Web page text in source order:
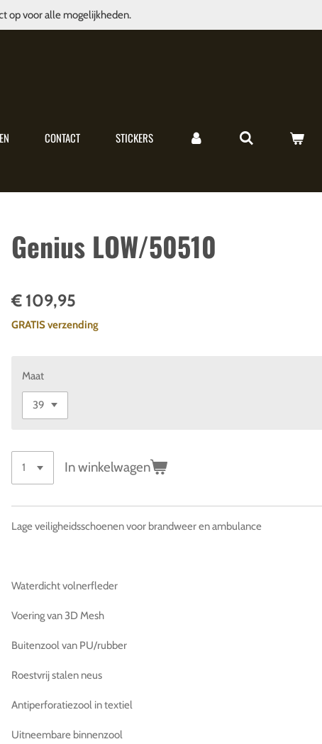
op voor alle mogelijkheden.
CONTACT STICKERS
Genius LOW/50510
€ 109,95
GRATIS verzending
Maat
In winkelwagen
Lage veiligheidsschoenen voor brandweer en ambulance
Waterdicht volnerfleder
Voering van 3D Mesh
Buitenzool van PU/rubber
Roestvrij stalen neus
Antiperforatiezool in textiel
Uitneembare binnenzool